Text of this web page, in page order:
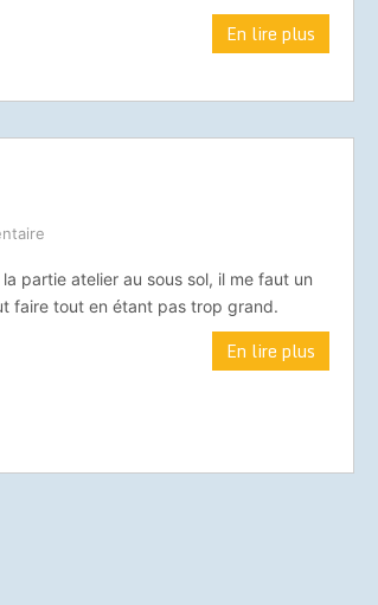
En lire plus
partie atelier au sous sol, il me faut un
faire tout en étant pas trop grand.
En lire plus